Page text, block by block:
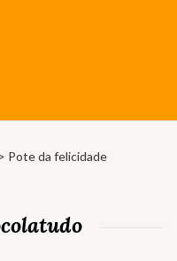
> Pote da felicidade